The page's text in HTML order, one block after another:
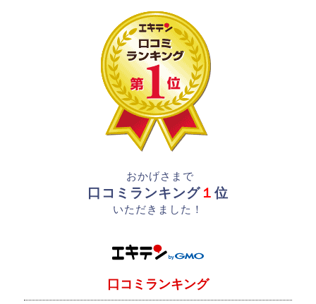
おかげさまで
口コミランキング １ 位
いただきました！